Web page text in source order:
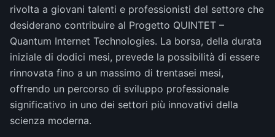
rivolta a giovani talenti e professionisti del settore che
desiderano contribuire al Progetto QUINTET –
Quantum Internet Technologies. La borsa, della durata
iniziale di dodici mesi, prevede la possibilità di essere
rinnovata fino a un massimo di trentasei mesi,
offrendo un percorso di sviluppo professionale
significativo in uno dei settori più innovativi della
scienza moderna.